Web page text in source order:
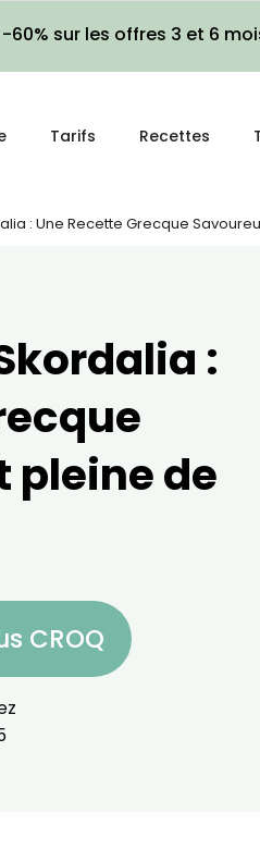
-60% sur les offres 3 et 6
Tarifs Recettes
: Une Recette Grecque
:
pleine de
CROQ